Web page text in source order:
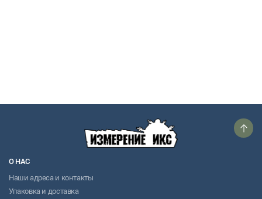
О НАС
Наши адреса и контакты
Упаковка и доставка